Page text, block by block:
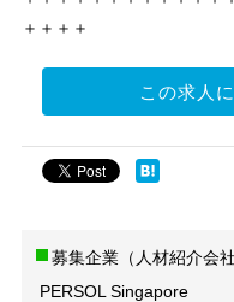
＋＋＋＋
この求人
募集企業（人材紹介会
PERSOL Singapore